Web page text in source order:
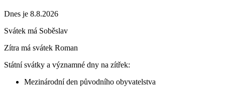
Dnes je 8.8.2026
Svátek má Soběslav
Zítra má svátek Roman
Státní svátky a významné dny na zítřek:
Mezinárodní den původního obyvatelstva